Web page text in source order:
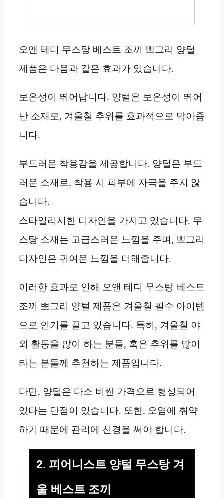
오앤 테디 무스탕 베스트 조끼 뽀그리 양털
제품은 다음과 같은 효과가 있습니다.
보온성이 뛰어납니다. 양털은 보온성이 뛰어
난 소재로, 겨울철 추위를 효과적으로 막아줍
니다.
부드러운 착용감을 제공합니다. 양털은 부드
러운 소재로, 착용 시 피부에 자극을 주지 않
습니다.
스타일리시한 디자인을 가지고 있습니다. 무
스탕 소재는 고급스러운 느낌을 주며, 뽀그리
디자인은 귀여운 느낌을 더해줍니다.
이러한 효과로 인해 오앤 테디 무스탕 베스트
조끼 뽀그리 양털 제품은 겨울철 필수 아이템
으로 인기를 끌고 있습니다. 특히, 겨울철 야
외 활동을 많이 하는 분들, 혹은 추위를 많이
타는 분들께 추천하는 제품입니다.
다만, 양털은 다소 비싼 가격으로 형성되어
있다는 단점이 있습니다. 또한, 오염에 취약
하기 때문에 관리에 신경을 써야 합니다.
2. 피어니스트 양털 무스탕 겨
울 베스트 조끼